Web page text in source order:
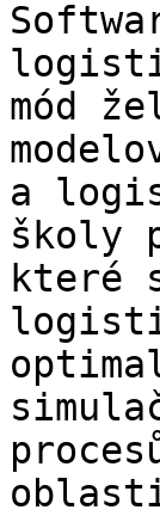
mód
a
školy
které